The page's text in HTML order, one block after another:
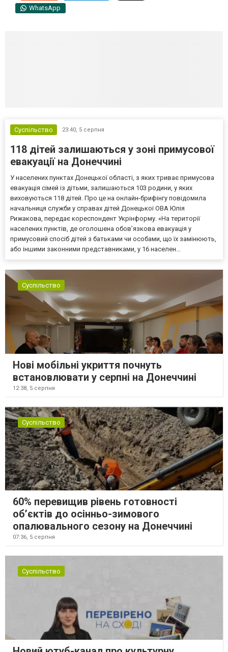
WhatsApp
Суспільство 23:40, 5 серпня
118 дітей залишаються у зоні примусової
евакуації на Донеччині
У населених пунктах Донецької області, з яких триває примусова
евакуація сімей із дітьми, залишаються 103 родини, у яких
виховуються 118 дітей. Про це на онлайн-брифінгу повідомила
начальниця служби у справах дітей Донецької ОВА Юлія
Рижакова, передає кореспондент Укрінформу. «На території
населених пунктів, де оголошена обов’язкова евакуація у
примусовий спосіб дітей з батьками чи особами, що їх замінюють,
або іншими законними представниками, у 16 населен...
Суспільство
Нові мобільні укриття почнуть
встановлювати у серпні на Донеччині
12:38, 5 серпня
Суспільство
60% перевищив рівень готовності
об’єктів до осінньо-зимового
опалювального сезону на Донеччині
07:36, 5 серпня
Суспільство